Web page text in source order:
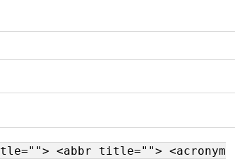
<abbr title=""> <acronym